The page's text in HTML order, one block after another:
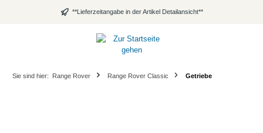
**Lieferzeitangabe in der Artikel Detailansicht**
Sie sind hier: Range Rover Range Rover Classic Getriebe